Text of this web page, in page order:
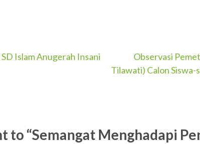
Islam Anugerah Insani
Observasi
Tilawati) Calon Siswa-
to “Semangat Menghadapi